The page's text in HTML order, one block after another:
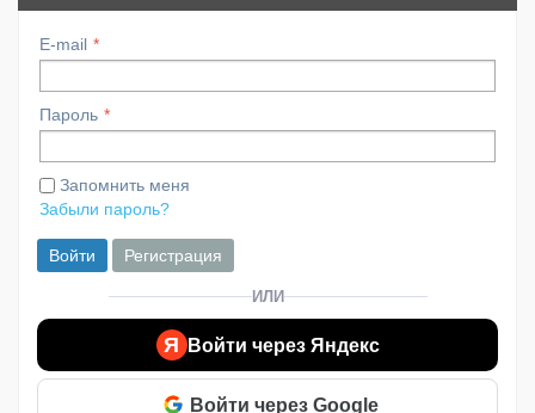
E-mail
Пароль
Запомнить меня
Забыли пароль?
Войти Регистрация
ИЛИ
Я Войти через Яндекс
Войти через Google